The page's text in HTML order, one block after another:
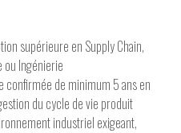
supérieure en Supply Chain,
ou Ingénierie
confirmée de minimum 5 ans en
du cycle de vie produit
industriel exigeant,